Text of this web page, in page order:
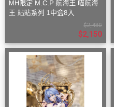
MH限定 M.C.P 航海王 喵航海
王 貼貼系列 1中盒8入
$2,480
$2,150